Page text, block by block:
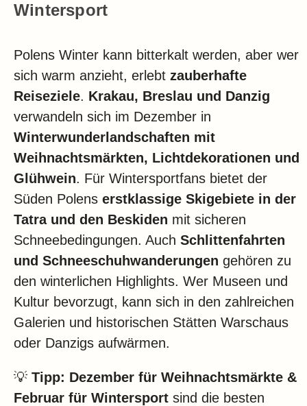
Wintersport
Polens Winter kann bitterkalt werden, aber wer
sich warm anzieht, erlebt zauberhafte
Reiseziele. Krakau, Breslau und Danzig
verwandeln sich im Dezember in
Winterwunderlandschaften mit
Weihnachtsmärkten, Lichtdekorationen und
Glühwein. Für Wintersportfans bietet der
Süden Polens erstklassige Skigebiete in der
Tatra und den Beskiden mit sicheren
Schneebedingungen. Auch Schlittenfahrten
und Schneeschuhwanderungen gehören zu
den winterlichen Highlights. Wer Museen und
Kultur bevorzugt, kann sich in den zahlreichen
Galerien und historischen Stätten Warschaus
oder Danzigs aufwärmen.
💡 Tipp: Dezember für Weihnachtsmärkte &
Februar für Wintersport sind die besten